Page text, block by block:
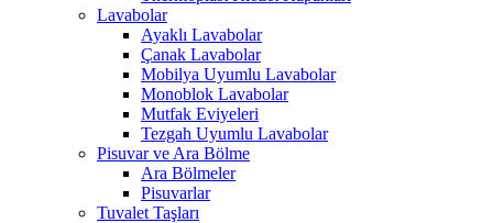
Lavabolar
Ayaklı Lavabolar
Çanak Lavabolar
Mobilya Uyumlu Lavabolar
Monoblok Lavabolar
Mutfak Eviyeleri
Tezgah Uyumlu Lavabolar
Pisuvar ve Ara Bölme
Ara Bölmeler
Pisuvarlar
Tuvalet Taşları